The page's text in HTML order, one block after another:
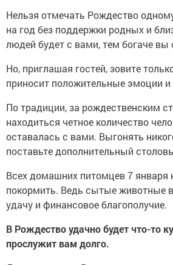
Нельзя отмечать Рождество
на год без поддержки родных и
людей будет с вами, тем богаче вы
Но, приглашая гостей, зовите
приносит положительные эмоции и
По традиции, за рождественским
находиться четное количество
оставалась с вами. Выгонять
поставьте дополнительный
Всех домашних питомцев 7 января
покормить. Ведь сытые животные
удачу и финансовое благополучие.
В Рождество удачно будет что-то
прослужит вам долго.